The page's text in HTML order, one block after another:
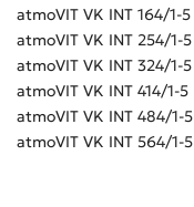
atmoVIT VK INT 164/1-5
atmoVIT VK INT 254/1-5
atmoVIT VK INT 324/1-5
atmoVIT VK INT 414/1-5
atmoVIT VK INT 484/1-5
atmoVIT VK INT 564/1-5